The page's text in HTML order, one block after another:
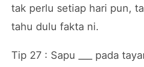
tak perlu setiap hari pun,
tahu dulu fakta ni.
Tip 27 : Sapu ___ pada